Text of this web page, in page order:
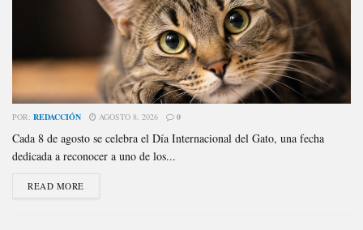
POR: REDACCIÓN AGOSTO 8, 2026 0
Cada 8 de agosto se celebra el Día Internacional del Gato, una fecha
dedicada a reconocer a uno de los...
READ MORE